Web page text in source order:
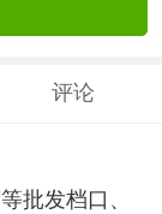
评论
批发档口、